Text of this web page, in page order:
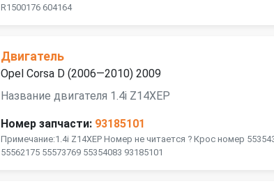
R1500176 604164
Двигатель
Opel Corsa D (2006—2010) 2009
Название двигателя 1.4i Z14XEP
Номер запчасти: 93185101
Примечание:1.4i Z14XEP Номер не читается ? Крос номер
55562175 55573769 55354083 93185101